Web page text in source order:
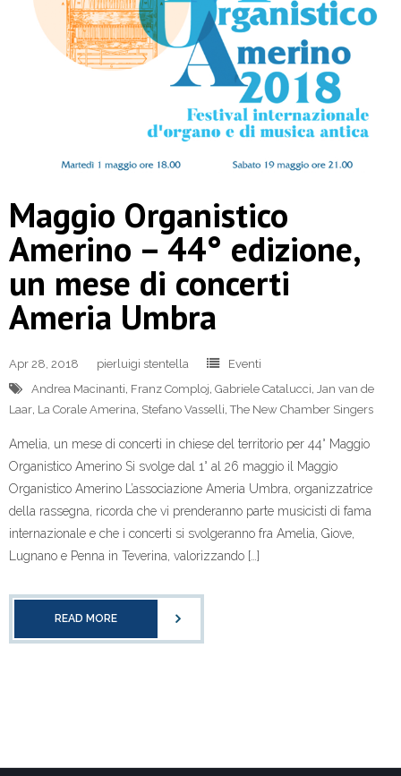
Maggio Organistico
Amerino – 44° edizione,
un mese di concerti
Ameria Umbra
Apr 28, 2018 pierluigi stentella
Eventi
Andrea Macinanti Franz Comploj Gabriele Catalucci
Jan van de
Laar La Corale Amerina Stefano Vasselli ,The New Chamber Singers
Amelia, un mese di concerti in chiese del territorio per 44° Maggio
Organistico Amerino Si svolge dal 1° al 26 maggio il Maggio
Organistico Amerino L’associazione Ameria Umbra, organizzatrice
della rassegna, ricorda che vi prenderanno parte musicisti di fama
internazionale e che i concerti si svolgeranno fra Amelia, Giove,
Lugnano e Penna in Teverina, valorizzando […]
READ MORE